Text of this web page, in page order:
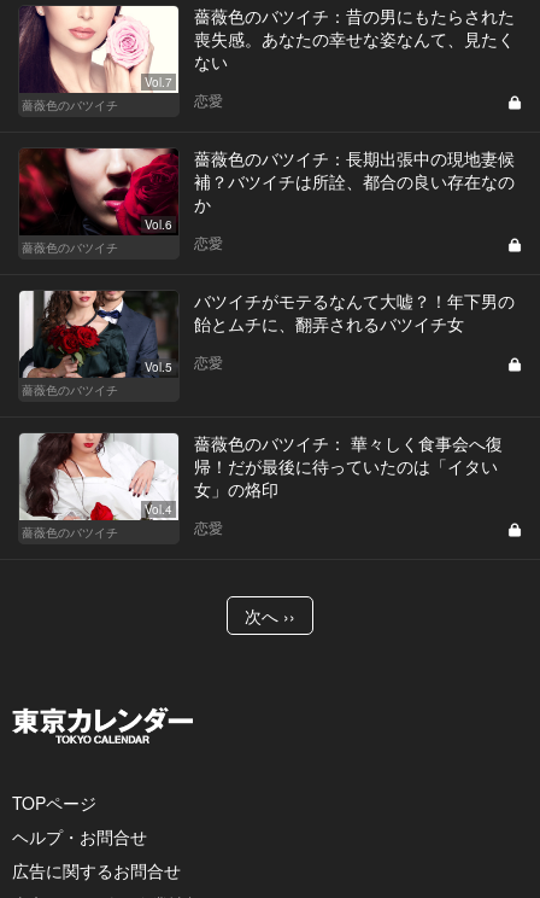
Vol.7
薔薇色のバツイチ
薔薇色のバツイチ：昔の男にもたらされた
喪失感。あなたの幸せな姿なんて、見たく
ない
恋愛
Vol.6
薔薇色のバツイチ
薔薇色のバツイチ：長期出張中の現地妻候
補？バツイチは所詮、都合の良い存在なの
か
恋愛
Vol.5
薔薇色のバツイチ
バツイチがモテるなんて大嘘？！年下男の
飴とムチに、翻弄されるバツイチ女
恋愛
Vol.4
薔薇色のバツイチ
薔薇色のバツイチ： 華々しく食事会へ復
帰！だが最後に待っていたのは「イタい
女」の烙印
恋愛
次へ ››
TOPページ
ヘルプ・お問合せ
広告に関するお問合せ